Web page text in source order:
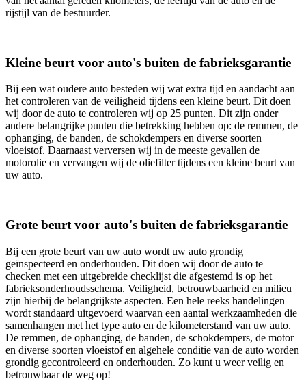
rijstijl van de bestuurder.
Kleine beurt voor auto's buiten de fabrieksgarantie
Bij een wat oudere auto besteden wij wat extra tijd en aandacht aan
het controleren van de veiligheid tijdens een kleine beurt. Dit doen
wij door de auto te controleren wij op 25 punten. Dit zijn onder
andere belangrijke punten die betrekking hebben op: de remmen, de
ophanging, de banden, de schokdempers en diverse soorten
vloeistof. Daarnaast verversen wij in de meeste gevallen de
motorolie en vervangen wij de oliefilter tijdens een kleine beurt van
uw auto.
Grote beurt voor auto's buiten de fabrieksgarantie
Bij een grote beurt van uw auto wordt uw auto grondig
geïnspecteerd en onderhouden. Dit doen wij door de auto te
checken met een uitgebreide checklijst die afgestemd is op het
fabrieksonderhoudsschema. Veiligheid, betrouwbaarheid en milieu
zijn hierbij de belangrijkste aspecten. Een hele reeks handelingen
wordt standaard uitgevoerd waarvan een aantal werkzaamheden die
samenhangen met het type auto en de kilometerstand van uw auto.
De remmen, de ophanging, de banden, de schokdempers, de motor
en diverse soorten vloeistof en algehele conditie van de auto worden
grondig gecontroleerd en onderhouden. Zo kunt u weer veilig en
betrouwbaar de weg op!